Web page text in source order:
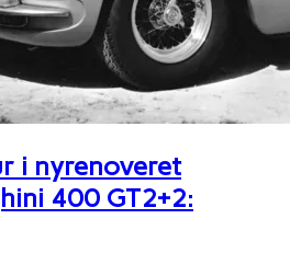
i nyrenoveret
400 GT2+2: